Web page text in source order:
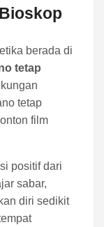
berada di
tetap
tetap
film
positif dari
sabar,
diri sedikit